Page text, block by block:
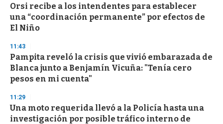
Orsi recibe a los intendentes para establecer
una “coordinación permanente” por efectos de
El Niño
11:43
Pampita reveló la crisis que vivió embarazada de
Blanca junto a Benjamín Vicuña: "Tenía cero
pesos en mi cuenta"
11:29
Una moto requerida llevó a la Policía hasta una
investigación por posible tráfico interno de